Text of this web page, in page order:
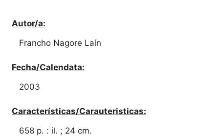
Autor/a:
Francho Nagore Laín
Fecha/Calendata:
2003
Características/Carauteristicas:
658 p. : il. ; 24 cm.